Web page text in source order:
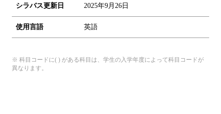
シラバス更新日 2025年9月26日
使用言語 英語
※ 科目コードに( ) がある科目は、学生の入学年度によって科目コードが
異なります。